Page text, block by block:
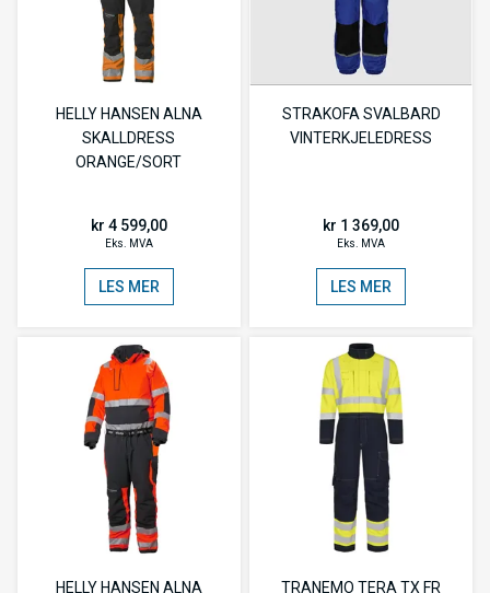
HELLY HANSEN ALNA
SKALLDRESS
ORANGE/SORT
kr 4 599,00
Eks. MVA
LES MER
STRAKOFA SVALBARD
VINTERKJELEDRESS
kr 1 369,00
Eks. MVA
LES MER
HELLY HANSEN ALNA TRANEMO TERA TX FR